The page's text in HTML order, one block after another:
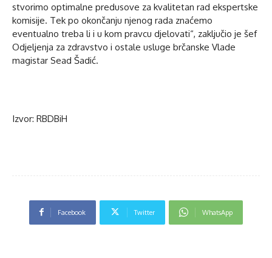
stvorimo optimalne predusove za kvalitetan rad ekspertske
komisije. Tek po okončanju njenog rada znaćemo
eventualno treba li i u kom pravcu djelovati“, zaključio je šef
Odjeljenja za zdravstvo i ostale usluge brčanske Vlade
magistar Sead Šadić.
Izvor: RBDBiH
Facebook Twitter WhatsApp